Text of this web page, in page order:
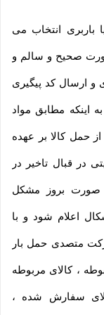
انتخاب می
صحیح و سالم و
و ارسال کد پیگیری
اینکه مطابق مواد
از حمل کالا بر عهده
در قبال تاخیر در
صورت بروز مشکل
اعلام شود و با
متصدی حمل بار
، کالای مربوطه
سفارش شده ،